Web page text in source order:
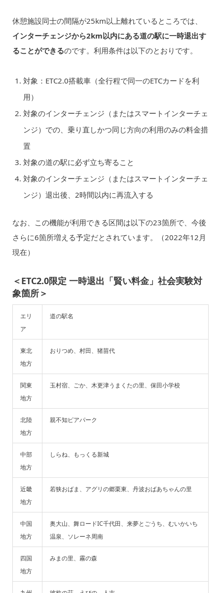
休憩施設同士の間隔が25km以上離れているところでは、
インターチェンジから2km以内にある道の駅に一時退出す
ることができるのです。利用条件は以下のとおりです。
対象：ETC2.0搭載車（全行程で同一のETCカードを利
用）
対象のインターチェンジ（またはスマートインターチェ
ンジ）での、乗り直しかつ同じ方向の利用のみの料金措
置
対象の道の駅に必ず立ち寄ること
対象のインターチェンジ（またはスマートインターチェ
ンジ）退出後、2時間以内に再流入する
なお、この機能が利用できる区間は以下の23箇所で、今後
さらに6箇所増える予定だとされています。（2022年12月
現在）
＜ETC2.0限定 一時退出「賢い料金」社会実験対
象箇所＞
エリ
ア
道の駅名
東北
地方
おりつめ、村田、猪苗代
関東
地方
玉村宿、ごか、木更津うまくたの里、保田小学校
北陸
地方
親不知ピアパーク
中部
地方
しらね、もっくる新城
近畿
地方
若狭おばま、アグリの郷栗東、丹波おばあちゃんの里
中国
地方
奥大山、舞ロードIC千代田、来夢とごうち、むいかいち
温泉、ソレーネ周南
四国
地方
みまの里、霧の森